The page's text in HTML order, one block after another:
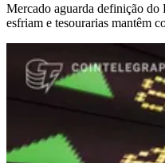
Mercado aguarda definição do
esfriam e tesourarias mantêm